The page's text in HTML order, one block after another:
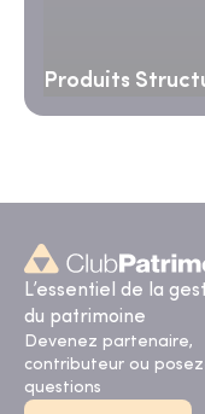
Produits
L’essentiel de la
du patrimoine
Devenez partenaire,
contributeur ou
questions